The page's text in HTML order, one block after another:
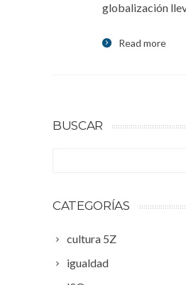
globalización
Read more
BUSCAR
CATEGORÍAS
cultura 5Z
igualdad